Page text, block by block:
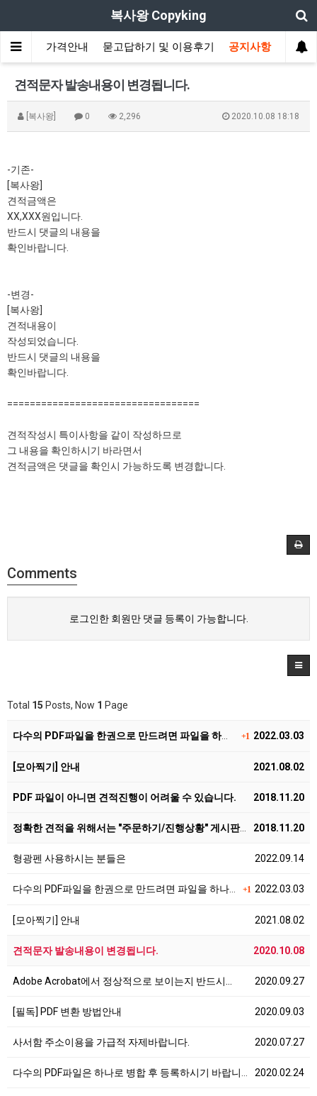
복사왕 Copyking
/주문 가격안내 묻고답하기 및 이용후기 공지사항
견적문자 발송내용이 변경됩니다.
[복사왕] 0 2,296 2020.10.08 18:18
-기존-
[복사왕]
견적금액은
XX,XXX원입니다.
반드시 댓글의 내용을
확인바랍니다.
-변경-
[복사왕]
견적내용이
작성되었습니다.
반드시 댓글의 내용을
확인바랍니다.
==================================
견적작성시 특이사항을 같이 작성하므로
그 내용을 확인하시기 바라면서
견적금액은 댓글을 확인시 가능하도록 변경합니다.
Comments
로그인한 회원만 댓글 등록이 가능합니다.
Total 15 Posts, Now 1 Page
+1 2022.03.03
다수의 PDF파일을 한권으로 만드려면 파일을 하나로 병…
2021.08.02
[모아찍기] 안내
2018.11.20
PDF 파일이 아니면 견적진행이 어려울 수 있습니다.
2018.11.20
정확한 견적을 위해서는 "주문하기/진행상황" 게시판을 …
2022.09.14
형광펜 사용하시는 분들은
+1 2022.03.03
다수의 PDF파일을 한권으로 만드려면 파일을 하나로 병…
2021.08.02
[모아찍기] 안내
2020.10.08
견적문자 발송내용이 변경됩니다.
2020.09.27
Adobe Acrobat에서 정상적으로 보이는지 반드시…
2020.09.03
[필독] PDF 변환 방법안내
2020.07.27
사서함 주소이용을 가급적 자제바랍니다.
2020.02.24
다수의 PDF파일은 하나로 병합 후 등록하시기 바랍니다…